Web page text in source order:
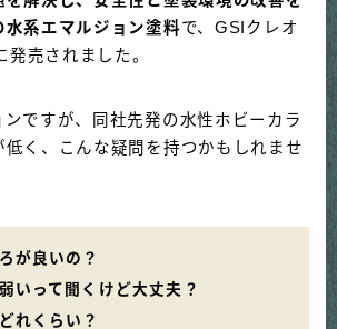
水系エマルジョン塗料で、GSIクレオ
発売されました。
ですが、同社先発の水性ホビーカラ
低く、こんな疑問を持つかもしれませ
が良いの？
いって聞くけど大丈夫？
れくらい？